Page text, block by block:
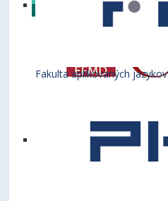
Fakulta aplikovaných jazykov